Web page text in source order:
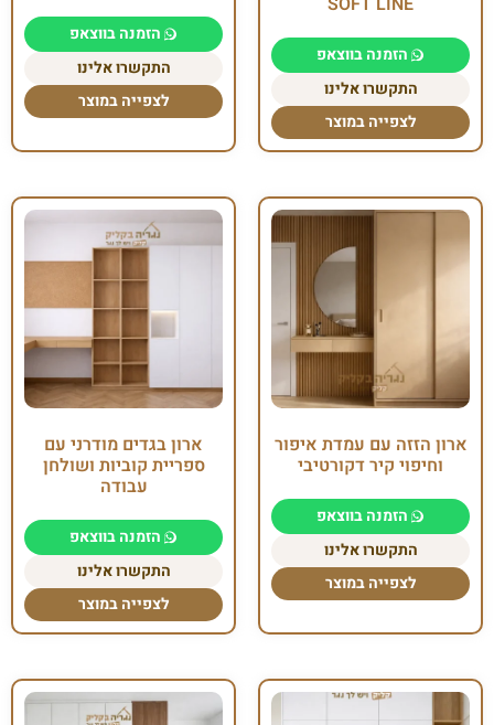
הזמנה בווצאפ
התקשרו אלינו
לצפייה במוצר
הזמנה בווצאפ
התקשרו אלינו
לצפייה במוצר
ארון הזזה עם עמדת איפור
וחיפוי קיר דקורטיבי
הזמנה בווצאפ
התקשרו אלינו
לצפייה במוצר
ארון בגדים מודרני עם
ספריית קוביות ושולחן
עבודה
הזמנה בווצאפ
התקשרו אלינו
לצפייה במוצר